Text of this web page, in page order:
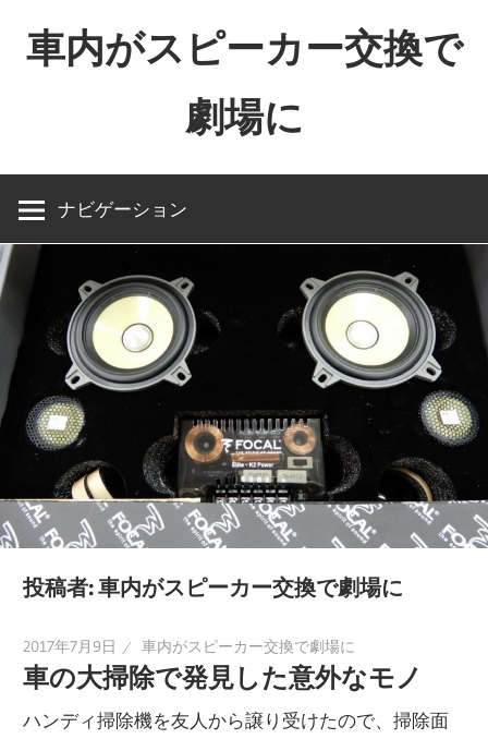
へ
ッ
プ
車内がスピーカー交換で
劇場に
ナビゲーション
投稿者:車内がスピーカー交換で劇場に
2017年7月9日 車内がスピーカー交換で劇場に
車の大掃除で発見した意外なモノ
ハンディ掃除機を友人から譲り受けたので、掃除面